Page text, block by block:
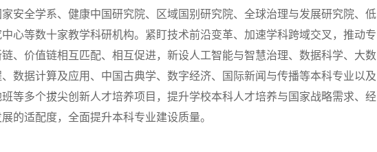
安全学系、健康中国研究院、区域国别研究院、全球治理与发展研究院、低
心等数十家教学科研机构。紧盯技术前沿变革、加速学科跨域交叉，推动专
、价值链相互匹配、相互促进，新设人工智能与智慧治理、数据科学、大数
数据计算及应用、中国古典学、数字经济、国际新闻与传播等本科专业以及
等多个拔尖创新人才培养项目，提升学校本科人才培养与国家战略需求、经
的适配度，全面提升本科专业建设质量。